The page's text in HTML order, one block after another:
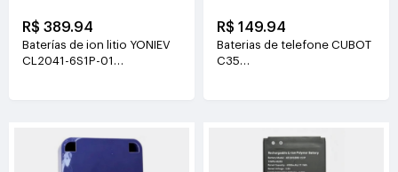
R$ 389.94
Baterías de ion litio YONIEV
CL2041-6S1P-01
R$ 149.94
Baterias de telefone CUBOT
C35